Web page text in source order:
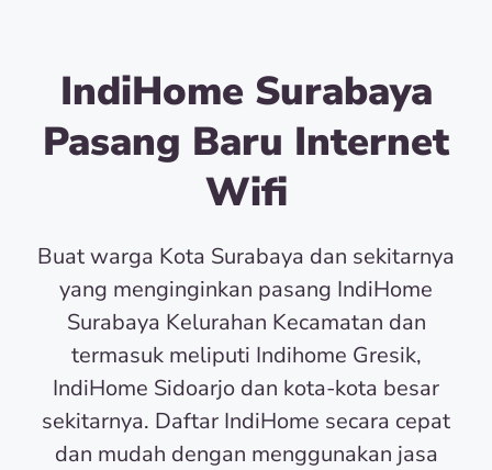
IndiHome Surabaya
Pasang Baru Internet
Wifi
Buat warga Kota Surabaya dan sekitarnya
yang menginginkan pasang IndiHome
Surabaya Kelurahan Kecamatan dan
termasuk meliputi Indihome Gresik,
IndiHome Sidoarjo dan kota-kota besar
sekitarnya. Daftar IndiHome secara cepat
dan mudah dengan menggunakan jasa